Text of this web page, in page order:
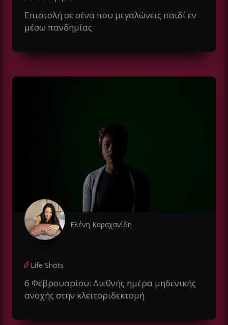
Eπιστολή σε σένα που μεγαλώνεις παιδί εν
μέσω πανδημίας
Ελένη Καραχανίδη
Life Shots
6 Φεβρουαρίου: Διεθνής ημέρα μηδενικής
ανοχής στην κλειτοριδεκτομή